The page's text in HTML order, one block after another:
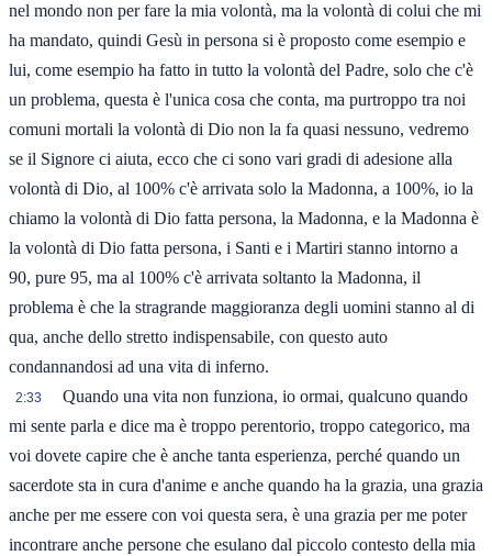
nel mondo non per fare la mia volontà, ma la volontà di colui che mi
ha mandato, quindi Gesù in persona si è proposto come esempio e
lui, come esempio ha fatto in tutto la volontà del Padre, solo che c'è
un problema, questa è l'unica cosa che conta, ma purtroppo tra noi
comuni mortali la volontà di Dio non la fa quasi nessuno, vedremo
se il Signore ci aiuta, ecco che ci sono vari gradi di adesione alla
volontà di Dio, al 100% c'è arrivata solo la Madonna, a 100%, io la
chiamo la volontà di Dio fatta persona, la Madonna, e la Madonna è
la volontà di Dio fatta persona, i Santi e i Martiri stanno intorno a
90, pure 95, ma al 100% c'è arrivata soltanto la Madonna, il
problema è che la stragrande maggioranza degli uomini stanno al di
qua, anche dello stretto indispensabile, con questo auto
condannandosi ad una vita di inferno.
2:33
Quando una vita non funziona, io ormai, qualcuno quando
mi sente parla e dice ma è troppo perentorio, troppo categorico, ma
voi dovete capire che è anche tanta esperienza, perché quando un
sacerdote sta in cura d'anime e anche quando ha la grazia, una grazia
anche per me essere con voi questa sera, è una grazia per me poter
incontrare anche persone che esulano dal piccolo contesto della mia